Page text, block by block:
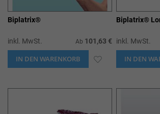
Biplatrix®
inkl. MwSt. Ab 101,63 €
IN DEN WARENKORB ZUR
Biplatrix®
inkl. MwSt.
IN DEN